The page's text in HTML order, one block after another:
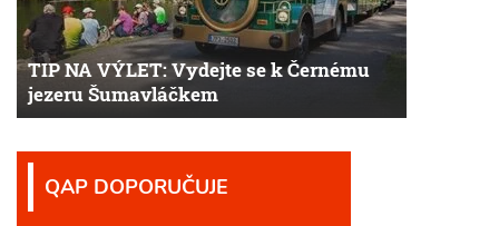
TIP NA VÝLET: Vydejte se k Černému
jezeru Šumavláčkem
QAP DOPORUČUJE